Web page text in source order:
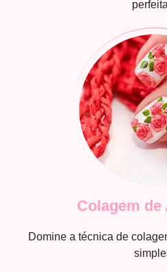
Colagem
Domine a técnica de